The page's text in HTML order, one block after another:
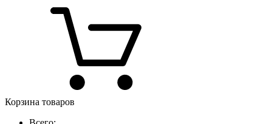
Корзина товаров